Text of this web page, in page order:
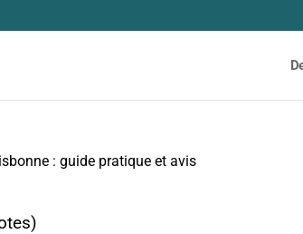
: guide pratique et avis